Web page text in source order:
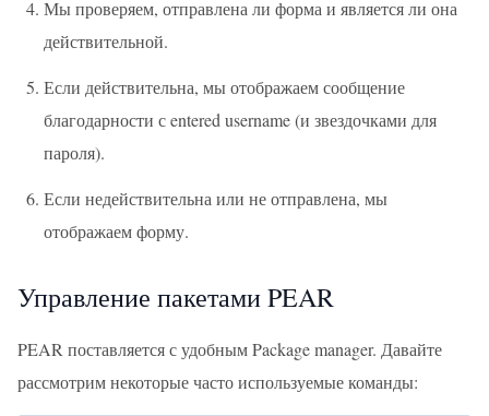
Мы проверяем, отправлена ли форма и является ли она
действительной.
Если действительна, мы отображаем сообщение
благодарности с entered username (и звездочками для
пароля).
Если недействительна или не отправлена, мы
отображаем форму.
Управление пакетами PEAR
PEAR поставляется с удобным Package manager. Давайте
рассмотрим некоторые часто используемые команды: